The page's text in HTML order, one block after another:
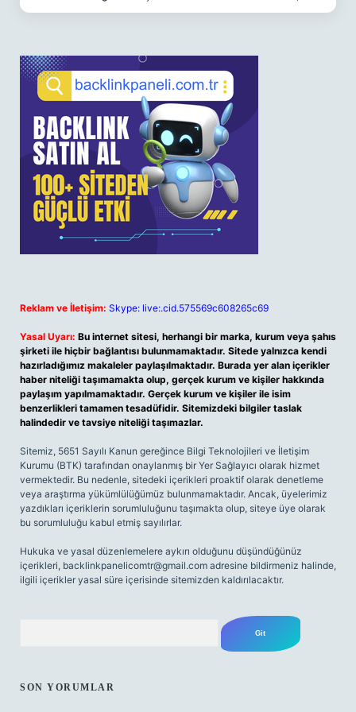
Reklam ve İletişim: Skype: live:.cid.575569c608265c69
Yasal Uyarı: Bu internet sitesi, herhangi bir marka, kurum veya şahıs
şirketi ile hiçbir bağlantısı bulunmamaktadır. Sitede yalnızca kendi
hazırladığımız makaleler paylaşılmaktadır. Burada yer alan içerikler
haber niteliği taşımamakta olup, gerçek kurum ve kişiler hakkında
paylaşım yapılmamaktadır. Gerçek kurum ve kişiler ile isim
benzerlikleri tamamen tesadüfidir. Sitemizdeki bilgiler taslak
halindedir ve tavsiye niteliği taşımazlar.
Sitemiz, 5651 Sayılı Kanun gereğince Bilgi Teknolojileri ve İletişim
Kurumu (BTK) tarafından onaylanmış bir Yer Sağlayıcı olarak hizmet
vermektedir. Bu nedenle, sitedeki içerikleri proaktif olarak denetleme
veya araştırma yükümlülüğümüz bulunmamaktadır. Ancak, üyelerimiz
yazdıkları içeriklerin sorumluluğunu taşımakta olup, siteye üye olarak
bu sorumluluğu kabul etmiş sayılırlar.
Hukuka ve yasal düzenlemelere aykırı olduğunu düşündüğünüz
içerikleri, backlinkpanelicomtr@gmail.com adresine bildirmeniz halinde,
ilgili içerikler yasal süre içerisinde sitemizden kaldırılacaktır.
SON YORUMLAR